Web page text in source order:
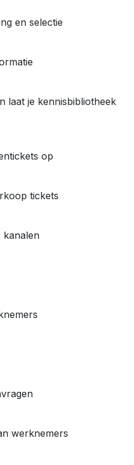
en selectie
laat je kennisbibliotheek
op
tickets
kanalen
werknemers